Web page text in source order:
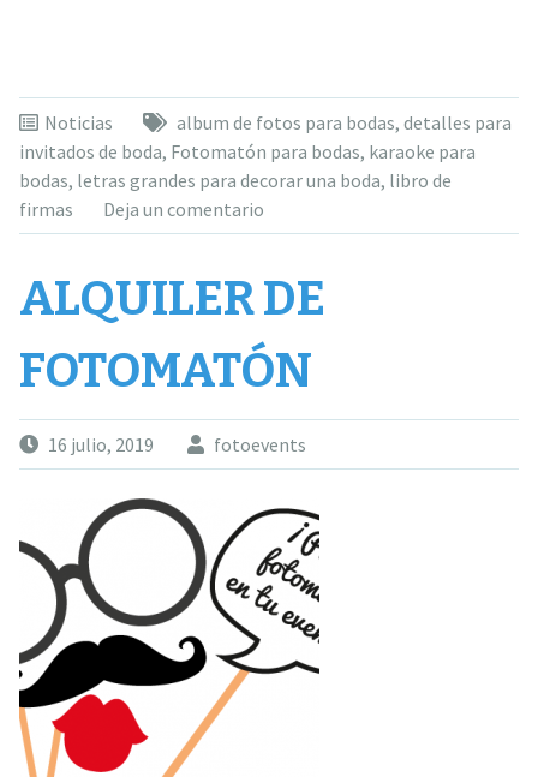
Noticias album de fotos para bodas, detalles para
invitados de boda, Fotomatón para bodas, karaoke para
bodas, letras grandes para decorar una boda, libro de
firmas
Deja un comentario
ALQUILER DE
FOTOMATÓN
16 julio, 2019 fotoevents